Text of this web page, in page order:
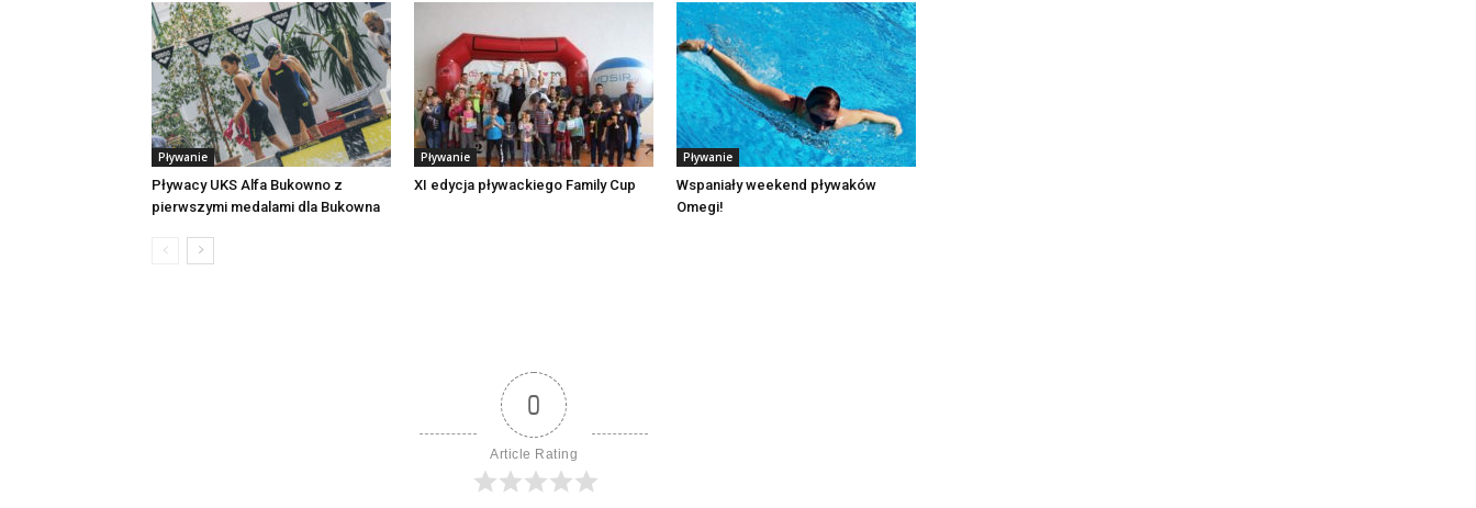
Pływanie
Pływacy UKS Alfa Bukowno z
pierwszymi medalami dla Bukowna
Pływanie
XI edycja pływackiego Family Cup
Pływanie
Wspaniały weekend pływaków
Omegi!
0
Article Rating